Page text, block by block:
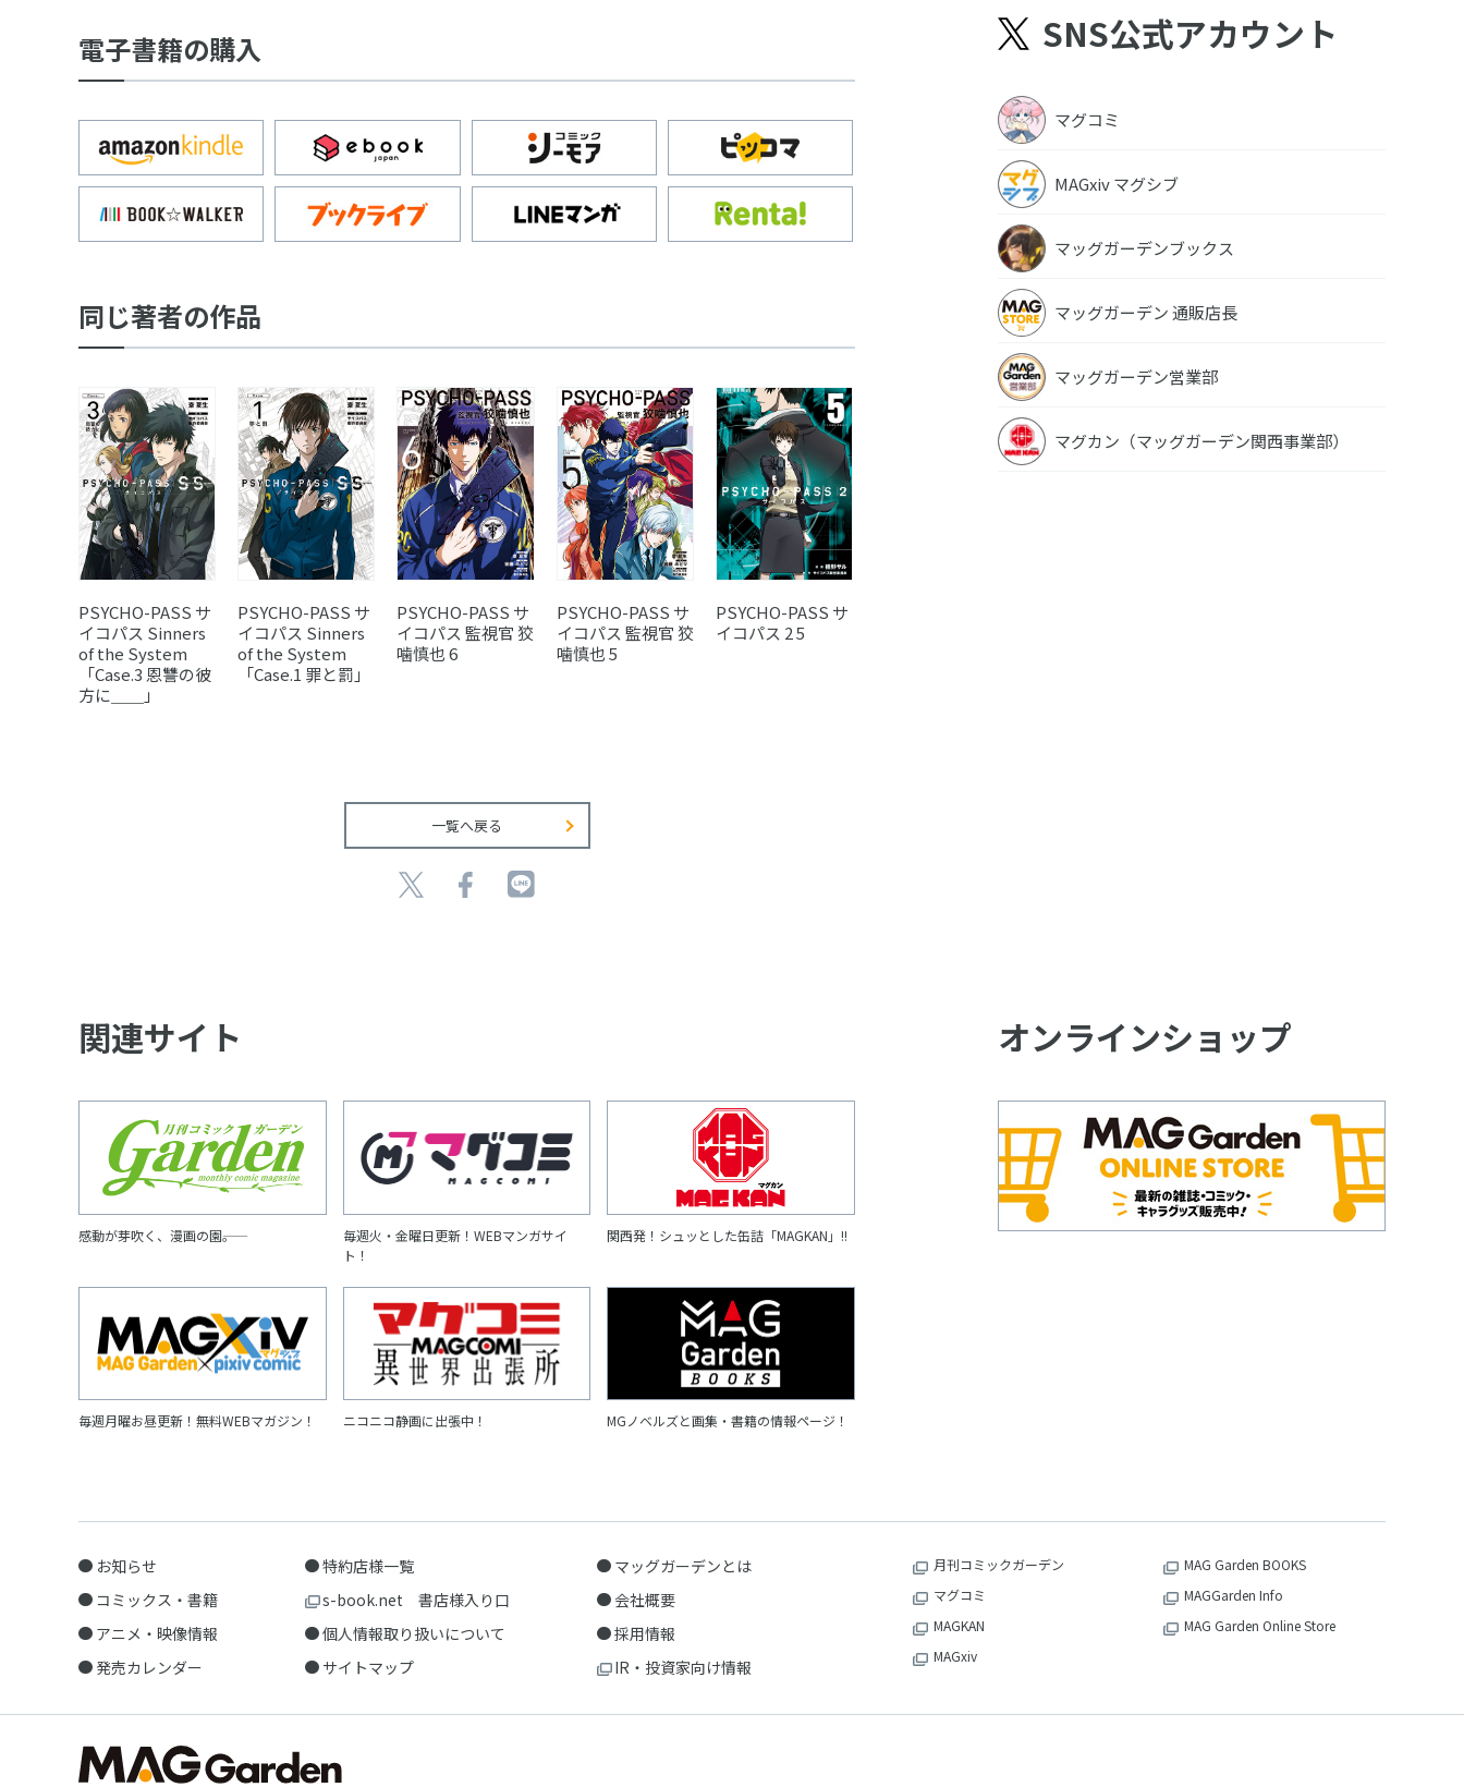
電子書籍の購入
同じ著者の作品
PSYCHO-PASS サ
イコパス Sinners
of the System
「Case.3 恩讐の彼
方に＿＿」
PSYCHO-PASS サ
イコパス Sinners
of the System
「Case.1 罪と罰」
PSYCHO-PASS サ
イコパス 監視官 狡
噛慎也 6
PSYCHO-PASS サ
イコパス 監視官 狡
噛慎也 5
PSYCHO-PASS サ
イコパス 2 5
一覧へ戻る
SNS公式アカウント
マグコミ
MAGxiv マグシブ
マッグガーデンブックス
マッグガーデン 通販店長
マッグガーデン営業部
マグカン（マッグガーデン関西事業部）
関連サイト
感動が芽吹く、漫画の園――。
毎週火・金曜日更新！WEBマンガサイ
ト！
関西発！シュッとした缶詰「MAGKAN」!!
毎週月曜お昼更新！無料WEBマガジン！ ニコニコ静画に出張中！ MGノベルズと画集・書籍の情報ページ！
オンラインショップ
お知らせ
コミックス・書籍
アニメ・映像情報
発売カレンダー
特約店様一覧
s-book.net 書店様入り口
個人情報取り扱いについて
サイトマップ
マッグガーデンとは
会社概要
採用情報
IR・投資家向け情報
月刊コミックガーデン
マグコミ
MAGKAN
MAGxiv
MAG Garden BOOKS
MAGGarden Info
MAG Garden Online Store